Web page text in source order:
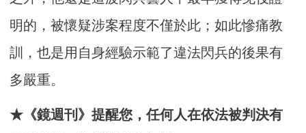
明的，被懷疑涉案程度不僅於此；如此慘痛教
訓，也是用自身經驗示範了違法閃兵的後果有
多嚴重。
★《鏡週刊》提醒您，任何人在依法被判決有